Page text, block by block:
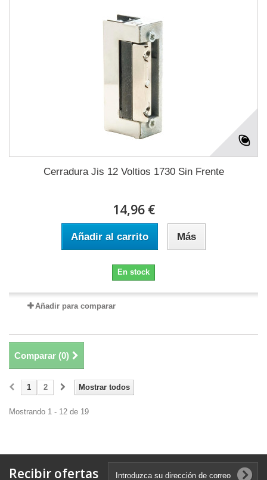
Cerradura Jis 12 Voltios 1730 Sin Frente
14,96 €
Añadir al carrito Más
En stock
Añadir para comparar
Comparar (0)
Mostrar todos
1 2
Mostrando 1 - 12 de 19
Recibir ofertas